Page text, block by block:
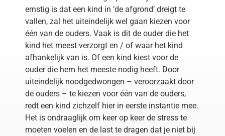
ernstig is dat een kind in ‘de afgrond’ dreigt te
vallen, zal het uiteindelijk wel gaan kiezen voor
één van de ouders. Vaak is dit de ouder die het
kind het meest verzorgt en / of waar het kind
afhankelijk van is. Of een kind kiest voor de
ouder die hem het meeste nodig heeft. Door
uiteindelijk noodgedwongen – veroorzaakt door
de ouders – te kiezen voor één van de ouders,
redt een kind zichzelf hier in eerste instantie mee.
Het is ondraaglijk om keer op keer de stress te
moeten voelen en de last te dragen dat je niet bij